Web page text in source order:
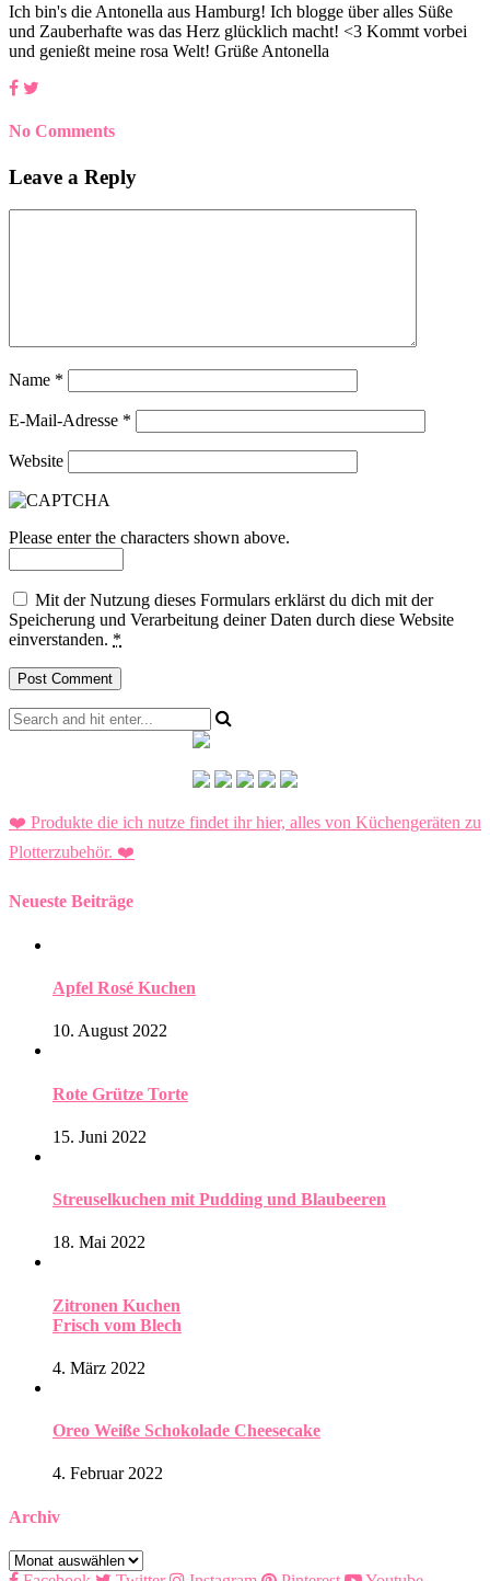
Ich bin's die Antonella aus Hamburg! Ich blogge über alles Süße
und Zauberhafte was das Herz glücklich macht! <3 Kommt vorbei
und genießt meine rosa Welt! Grüße Antonella
No Comments
Leave a Reply
Name *
E-Mail-Adresse *
Website
Please enter the characters shown above.
Mit der Nutzung dieses Formulars erklärst du dich mit der
Speicherung und Verarbeitung deiner Daten durch diese Website
einverstanden. *
❤️ Produkte die ich nutze findet ihr hier, alles von Küchengeräten zu
Plotterzubehör. ❤️
Neueste Beiträge
Apfel Rosé Kuchen
10. August 2022
Rote Grütze Torte
15. Juni 2022
Streuselkuchen mit Pudding und Blaubeeren
18. Mai 2022
Zitronen Kuchen
Frisch vom Blech
4. März 2022
Oreo Weiße Schokolade Cheesecake
4. Februar 2022
Archiv
Archiv